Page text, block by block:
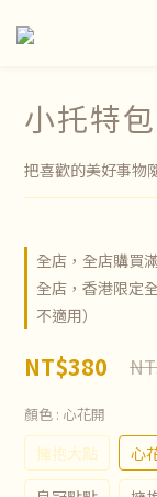
小托特包
把喜歡的美好事物
全店，全店購買
全店，香港限定
不適用）
NT$380
顏色 : 心花開
擁抱大點 心